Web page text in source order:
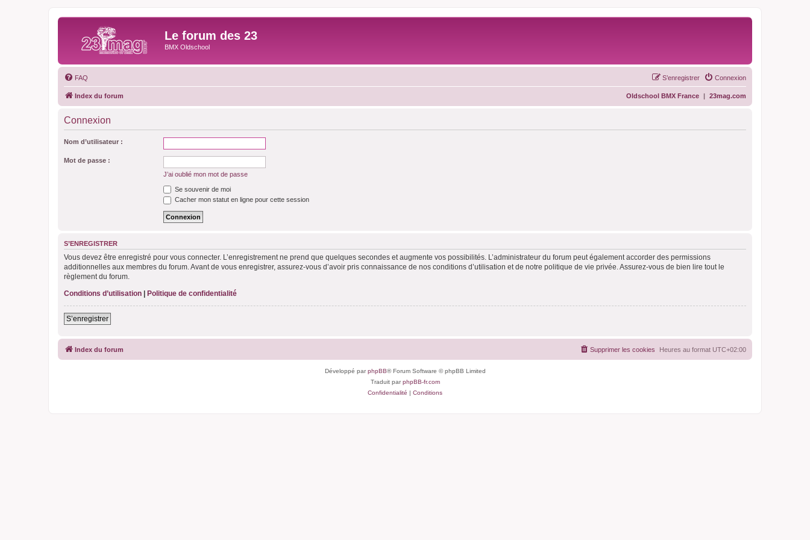
Le forum des 23
BMX Oldschool
FAQ Connexion
S’enregistrer
Index du forum 23mag.com
|
Oldschool BMX France
Connexion
Nom d’utilisateur :
Mot de passe :
J’ai oublié mon mot de passe
Se souvenir de moi
Cacher mon statut en ligne pour cette session
S’ENREGISTRER
Vous devez être enregistré pour vous connecter. L’enregistrement ne prend que quelques secondes et augmente vos possibilités. L’administrateur du forum peut également accorder des permissions
additionnelles aux membres du forum. Avant de vous enregistrer, assurez-vous d’avoir pris connaissance de nos conditions d’utilisation et de notre politique de vie privée. Assurez-vous de bien lire tout le
règlement du forum.
Conditions d’utilisation
Politique de confidentialité
S’enregistrer
Index du forum Heures au format UTC+02:00
Supprimer les cookies
Développé parphpBB® Forum Software © phpBB Limited
Traduit parphpBB-fr.com
Confidentialité | Conditions